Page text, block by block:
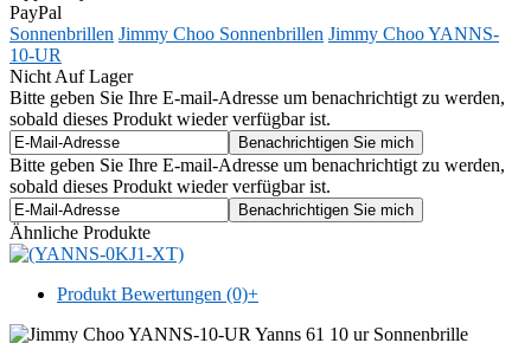
PayPal
Sonnenbrillen Jimmy Choo Sonnenbrillen Jimmy Choo YANNS-
10-UR
Nicht Auf Lager
Bitte geben Sie Ihre E-mail-Adresse um benachrichtigt zu werden,
sobald dieses Produkt wieder verfügbar ist.
Bitte geben Sie Ihre E-mail-Adresse um benachrichtigt zu werden,
sobald dieses Produkt wieder verfügbar ist.
Ähnliche Produkte
Produkt Bewertungen (0)+